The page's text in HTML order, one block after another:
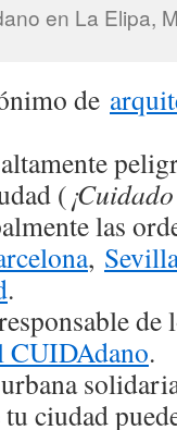
en La Elipa,
de
(
las
,
.
de
CUIDAdano.
tu ciudad